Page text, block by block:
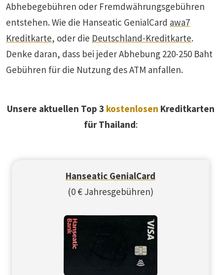
Abhebegebühren oder Fremdwährungsgebühren
entstehen. Wie die Hanseatic GenialCard awa7
Kreditkarte, oder die Deutschland-Kreditkarte.
Denke daran, dass bei jeder Abhebung 220-250 Baht
Gebühren für die Nutzung des ATM anfallen.
Unsere aktuellen Top 3 kostenlosen Kreditkarten
für Thailand:
Hanseatic GenialCard
(0 € Jahresgebühren)